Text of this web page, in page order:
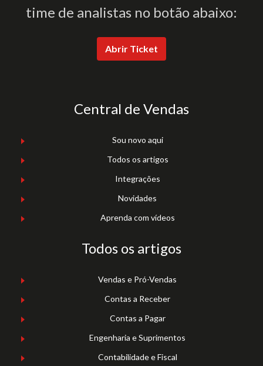
time de analistas no botão abaixo:
Abrir Ticket
Central de Vendas
Sou novo aqui
Todos os artigos
Integrações
Novidades
Aprenda com vídeos
Todos os artigos
Vendas e Pró-Vendas
Contas a Receber
Contas a Pagar
Engenharia e Suprimentos
Contabilidade e Fiscal